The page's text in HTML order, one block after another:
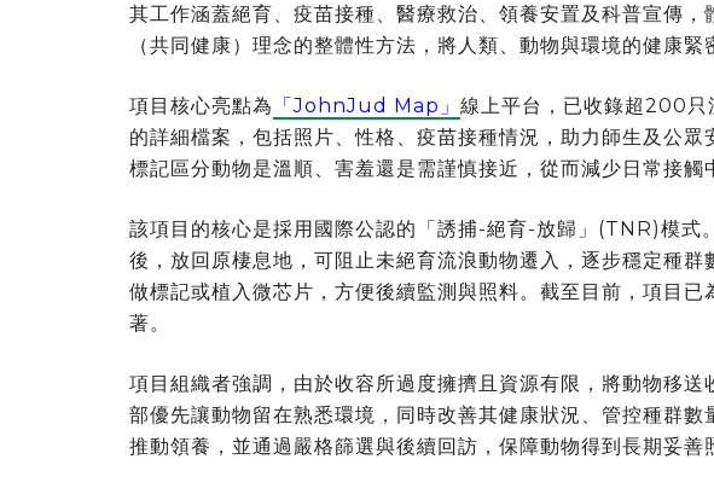
其工作涵蓋絕育、疫苗接種、醫療救治、領養安置及科普宣傳
（共同健康）理念的整體性方法，將人類、動物與環境的健康緊
項目核心亮點為 「JohnJud Map」 線上平台，已收錄超200只
的詳細檔案，包括照片、性格、疫苗接種情況，助力師生及公
標記區分動物是溫順、害羞還是需謹慎接近，從而減少日常接觸
該項目的核心是採用國際公認的「誘捕-絕育-放歸」(TNR)模式
後，放回原棲息地，可阻止未絕育流浪動物遷入，逐步穩定種群
做標記或植入微芯片，方便後續監測與照料。截至目前，項目
著。
項目組織者強調，由於收容所過度擁擠且資源有限，將動物移送
部優先讓動物留在熟悉環境，同時改善其健康狀況、管控種群數
推動領養，並通過嚴格篩選與後續回訪，保障動物得到長期妥善